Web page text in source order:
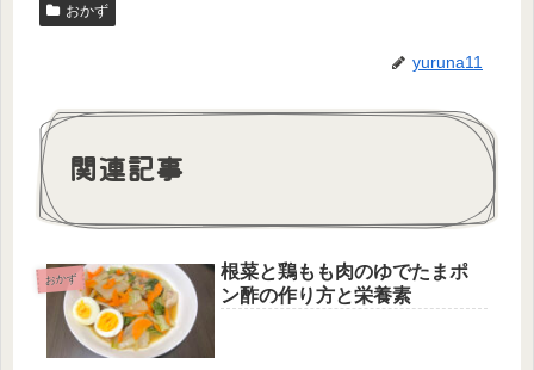
おかず
yuruna11
関連記事
おかず
根菜と鶏もも肉のゆでたまポ
ン酢の作り方と栄養素